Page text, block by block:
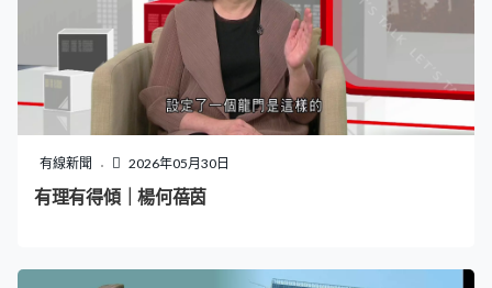
有線新聞 2026年05月30日
有理有得傾｜楊何蓓茵